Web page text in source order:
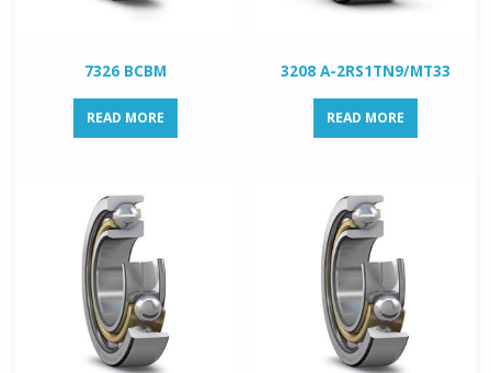
7326 BCBM
READ MORE
3208 A-2RS1TN9/MT33
READ MORE